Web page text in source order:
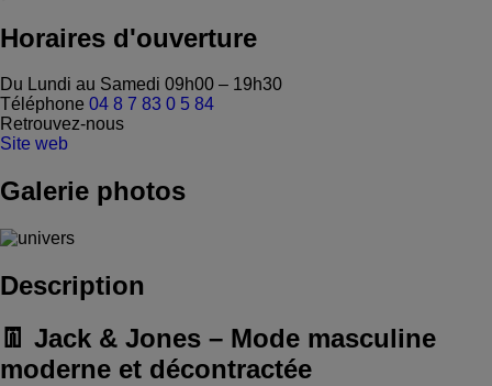
Horaires d'ouverture
Du Lundi au Samedi 09h00 – 19h30
Téléphone 04 8 7 83 0 5 84
Retrouvez-nous
Site web
Galerie photos
Description
👖 Jack & Jones – Mode masculine
moderne et décontractée